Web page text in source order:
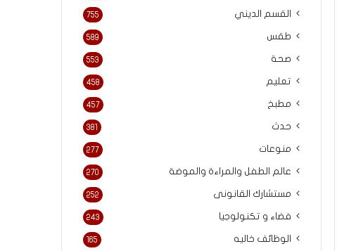
القسم الديني 755
طقس 589
صحة 553
تعليم 458
مطبخ 457
حدث 381
منوعات 277
عالم الطفل والمراءة والموضة 270
مستشارك القانونى 252
فضاء و تكنولوجيا 243
الوظائف خاليه 165